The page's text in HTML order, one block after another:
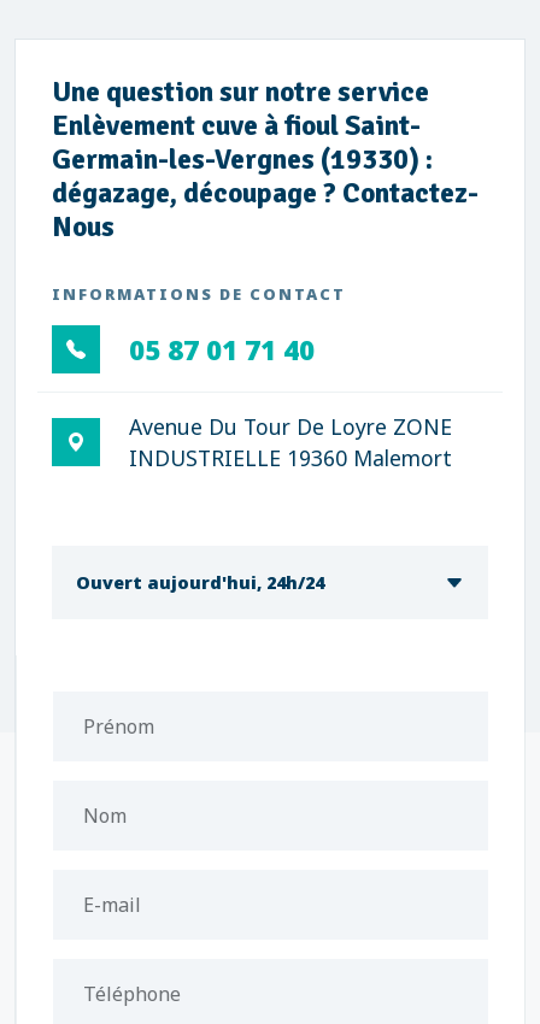
Une question sur notre service
Enlèvement cuve à fioul Saint-
Germain-les-Vergnes (19330) :
dégazage, découpage ? Contactez-
Nous
INFORMATIONS DE CONTACT
05 87 01 71 40
Avenue Du Tour De Loyre ZONE
INDUSTRIELLE 19360 Malemort
Ouvert aujourd'hui, 24h/24
Prénom
Nom
E-mail
Téléphone